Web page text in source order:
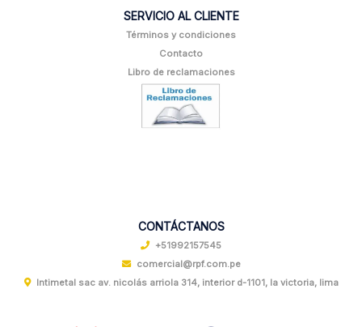
SERVICIO AL CLIENTE
Términos y condiciones
Contacto
Libro de reclamaciones
CONTÁCTANOS
+51992157545
comercial@rpf.com.pe
Intimetal sac av. nicolás arriola 314, interior d-1101, la victoria, lima